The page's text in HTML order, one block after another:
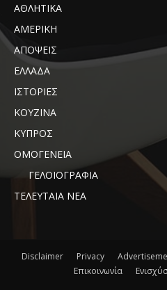
ΑΘΛΗΤΙΚΑ
ΑΜΕΡΙΚΗ
ΑΠΟΨΕΙΣ
ΕΛΛΑΔΑ
ΙΣΤΟΡΙΕΣ
ΚΟΥΖΙΝΑ
ΚΥΠΡΟΣ
ΟΜΟΓΕΝΕΙΑ
ΓΕΛΟΙΟΓΡΑΦΙΑ
ΤΕΛΕΥΤΑΙΑ ΝΕΑ
Disclaimer Privacy
Επικοινωνία